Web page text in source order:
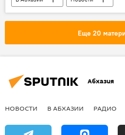
Еще 20
Абхазия
НОВОСТИ В АБХАЗИИ РАДИО